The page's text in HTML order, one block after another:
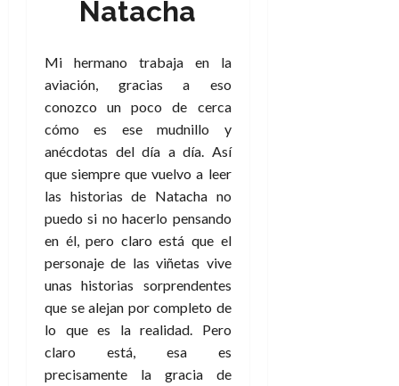
Natacha
Mi hermano trabaja en la
aviación, gracias a eso
conozco un poco de cerca
cómo es ese mudnillo y
anécdotas del día a día. Así
que siempre que vuelvo a leer
las historias de Natacha no
puedo si no hacerlo pensando
en él, pero claro está que el
personaje de las viñetas vive
unas historias sorprendentes
que se alejan por completo de
lo que es la realidad. Pero
claro está, esa es
precisamente la gracia de